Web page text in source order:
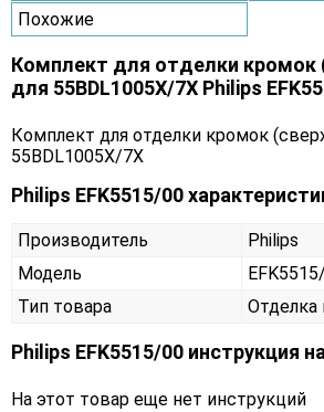
Похожие
Комплект для отделки кромок
для 55BDL1005X/7X Philips
Комплект для отделки кромок
55BDL1005X/7X
Philips EFK5515/00
Производитель
Philips
Модель
Тип товара
Отделка
Philips EFK5515/00 инструкция
На этот товар еще нет инструкций